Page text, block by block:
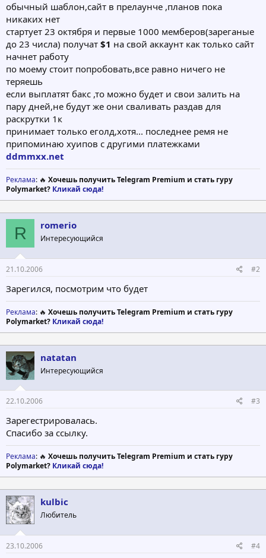
обычный шаблон,сайт в прелаунче ,планов пока
никаких нет
стартует 23 октября и первые 1000 мемберов(зареганые
до 23 числа) получат $1 на свой аккаунт как только сайт
начнет работу
по моему стоит попробовать,все равно ничего не
теряешь
если выплатят бакс ,то можно будет и свои залить на
пару дней,не будут же они сваливать раздав для
раскрутки 1к
принимает только еголд,хотя... последнее ремя не
припоминаю хуипов с другими платежками
ddmmxx.net
Реклама: 🔥 Хочешь получить Telegram Premium и стать гуру
Polymarket? Кликай сюда!
R romerio
Интересующийся
21.10.2006 #2
Зарегился, посмотрим что будет
Реклама: 🔥 Хочешь получить Telegram Premium и стать гуру
Polymarket? Кликай сюда!
natatan
Интересующийся
22.10.2006 #3
Зарегестрировалась.
Спасибо за ссылку.
Реклама: 🔥 Хочешь получить Telegram Premium и стать гуру
Polymarket? Кликай сюда!
kulbic
Любитель
23.10.2006 #4